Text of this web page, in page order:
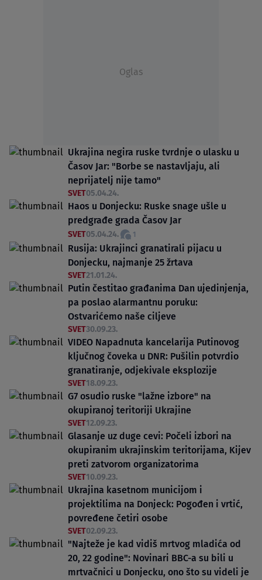
Oglas
Ukrajina negira ruske tvrdnje o ulasku u
Časov Jar: "Borbe se nastavljaju, ali
neprijatelj nije tamo"
SVET05.04.24.
Haos u Donjecku: Ruske snage ušle u
predgrađe grada Časov Jar
SVET05.04.24. 1
Rusija: Ukrajinci granatirali pijacu u
Donjecku, najmanje 25 žrtava
SVET21.01.24.
Putin čestitao građanima Dan ujedinjenja,
pa poslao alarmantnu poruku:
Ostvarićemo naše ciljeve
SVET30.09.23.
VIDEO Napadnuta kancelarija Putinovog
ključnog čoveka u DNR: Pušilin potvrdio
granatiranje, odjekivale eksplozije
SVET18.09.23.
G7 osudio ruske "lažne izbore" na
okupiranoj teritoriji Ukrajine
SVET12.09.23.
Glasanje uz duge cevi: Počeli izbori na
okupiranim ukrajinskim teritorijama, Kijev
preti zatvorom organizatorima
SVET10.09.23.
Ukrajina kasetnom municijom i
projektilima na Donjeck: Pogođen i vrtić,
povređene četiri osobe
SVET02.09.23.
"Najteže je kad vidiš mrtvog mladića od
20, 22 godine": Novinari BBC-a su bili u
mrtvačnici u Donjecku, ono što su videli je